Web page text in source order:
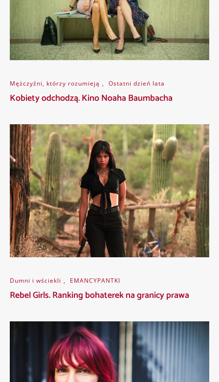
Mężczyźni, którzy rozumieją , Ostatni dzień lata
Kobiety odchodzą. Kino Noaha Baumbacha
Dumni i wściekli , EMANCYPANTKI
Rebel Girls. Ranking bohaterek na granicy prawa